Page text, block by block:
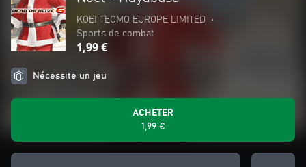
KOEI TECMO EUROPE LIMITED
•
Sports de combat
1,99 €
Nécessite un jeu
ACHETER
1,99 €